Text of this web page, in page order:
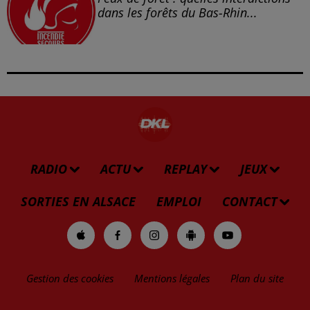
dans les forêts du Bas-Rhin...
RADIO ACTU REPLAY
JEUX
SORTIES EN ALSACE
EMPLOI CONTACT
Gestion des cookies Mentions légales Plan du site